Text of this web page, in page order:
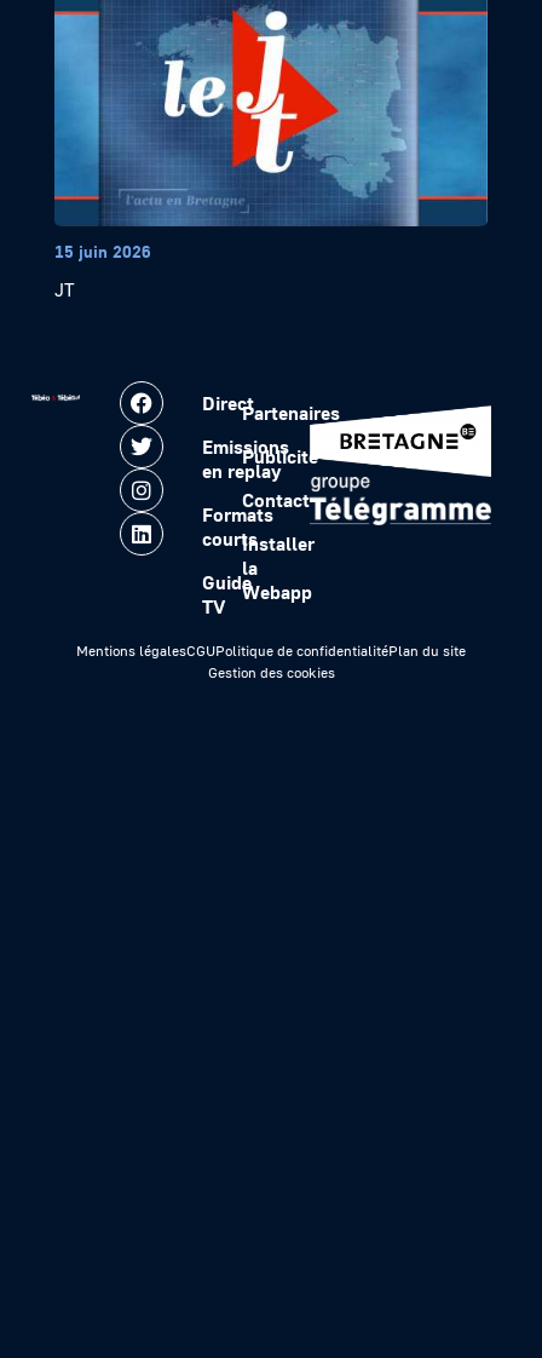
15 juin 2026
JT
Direct
Emissions
en replay
Formats
courts
Guide
TV
Partenaires
Publicité
Contact
Installer
la
Webapp
Mentions légalesCGUPolitique de confidentialitéPlan du site
Gestion des cookies